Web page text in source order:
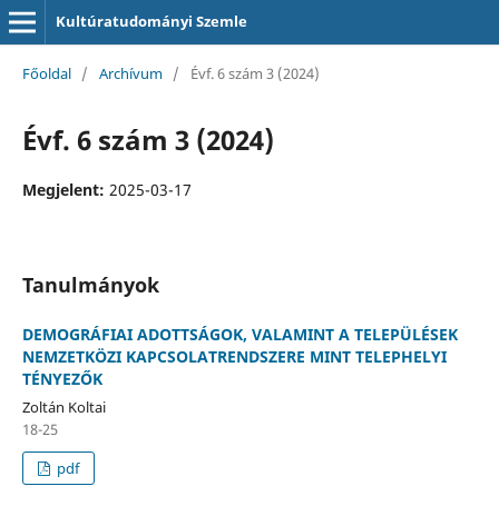
Kultúratudományi Szemle
Főoldal / Archívum / Évf. 6 szám 3 (2024)
Évf. 6 szám 3 (2024)
Megjelent: 2025-03-17
Tanulmányok
DEMOGRÁFIAI ADOTTSÁGOK, VALAMINT A TELEPÜLÉSEK
NEMZETKÖZI KAPCSOLATRENDSZERE MINT TELEPHELYI
TÉNYEZŐK
Zoltán Koltai
18-25
pdf